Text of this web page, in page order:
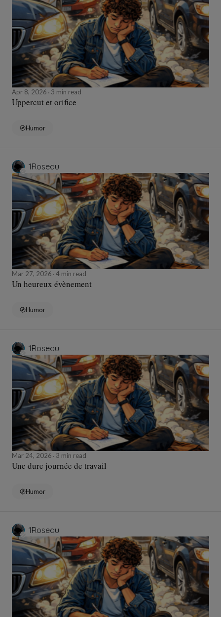
Apr 8, 2026 3 min read
Uppercut et orifice
Humor
1Roseau
Mar 27, 2026 4 min read
Un heureux évènement
Humor
1Roseau
Mar 24, 2026 3 min read
Une dure journée de travail
Humor
1Roseau